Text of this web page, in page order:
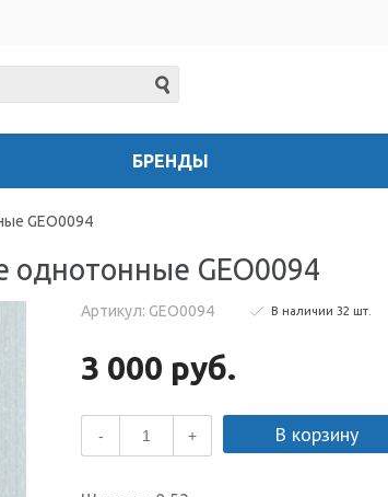
БРЕНДЫ
GEO0094
GEO0094
Артикул: GEO0094 В наличии 32 шт
3 000 руб.
- + В корзину